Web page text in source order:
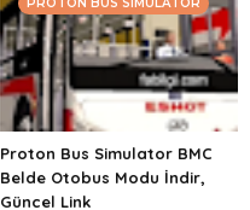
Proton Bus Simulator BMC
Belde Otobus Modu İndir,
Güncel Link